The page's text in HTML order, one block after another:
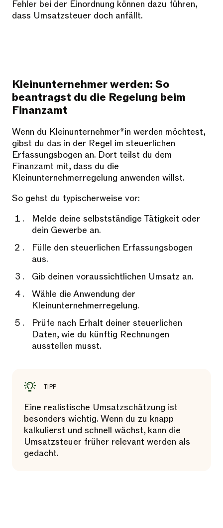
Fehler bei der Einordnung können dazu führen,
dass Umsatzsteuer doch anfällt.
Kleinunternehmer werden: So
beantragst du die Regelung beim
Finanzamt
Wenn du Kleinunternehmer*in werden möchtest,
gibst du das in der Regel im steuerlichen
Erfassungsbogen an. Dort teilst du dem
Finanzamt mit, dass du die
Kleinunternehmerregelung anwenden willst.
So gehst du typischerweise vor:
Melde deine selbstständige Tätigkeit oder
dein Gewerbe an.
Fülle den steuerlichen Erfassungsbogen
aus.
Gib deinen voraussichtlichen Umsatz an.
Wähle die Anwendung der
Kleinunternehmerregelung.
Prüfe nach Erhalt deiner steuerlichen
Daten, wie du künftig Rechnungen
ausstellen musst.
TIPP
Eine realistische Umsatzschätzung ist
besonders wichtig. Wenn du zu knapp
kalkulierst und schnell wächst, kann die
Umsatzsteuer früher relevant werden als
gedacht.